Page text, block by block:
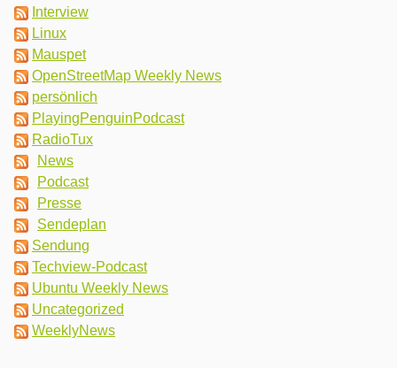
Interview
Linux
Mauspet
OpenStreetMap Weekly News
persönlich
PlayingPenguinPodcast
RadioTux
News
Podcast
Presse
Sendeplan
Sendung
Techview-Podcast
Ubuntu Weekly News
Uncategorized
WeeklyNews